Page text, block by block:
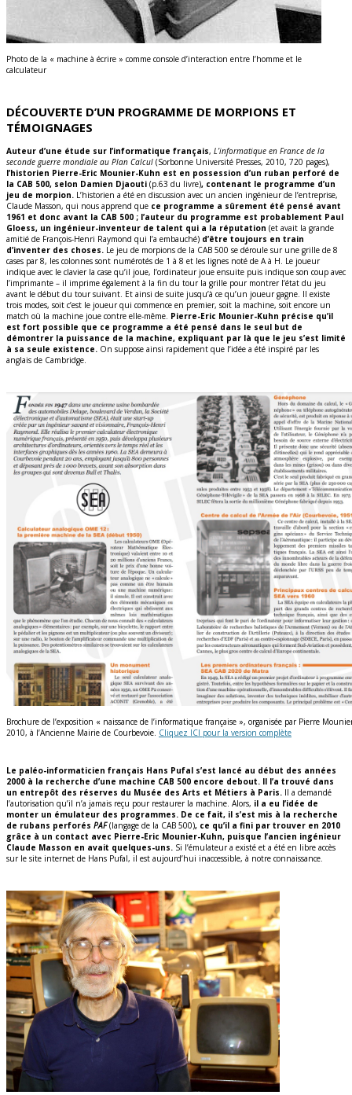
Photo de la « machine à écrire » comme console d’interaction entre l’homme et le
calculateur
DÉCOUVERTE D’UN PROGRAMME DE MORPIONS ET
TÉMOIGNAGES
Auteur d’une étude sur l’informatique français, L’informatique en France de la
seconde guerre mondiale au Plan Calcul (Sorbonne Université Presses, 2010, 720 pages),
l’historien Pierre-Eric Mounier-Kuhn est en possession d’un ruban perforé de
la CAB 500, selon Damien Djaouti (p.63 du livre), contenant le programme d’un
jeu de morpion. L’historien a été en discussion avec un ancien ingénieur de l’entreprise,
Claude Masson, qui nous apprend que ce programme a sûrement été pensé avant
1961 et donc avant la CAB 500 ; l’auteur du programme est probablement Paul
Gloess, un ingénieur-inventeur de talent qui a la réputation (et avait la grande
amitié de François-Henri Raymond qui l’a embauché) d’être toujours en train
d’inventer des choses. Le jeu de morpions de la CAB 500 se déroule sur une grille de 8
cases par 8, les colonnes sont numérotés de 1 à 8 et les lignes noté de A à H. Le joueur
indique avec le clavier la case qu’il joue, l’ordinateur joue ensuite puis indique son coup avec
l’imprimante – il imprime également à la fin du tour la grille pour montrer l’état du jeu
avant le début du tour suivant. Et ainsi de suite jusqu’à ce qu’un joueur gagne. Il existe
trois modes, soit c’est le joueur qui commence en premier, soit la machine, soit encore un
match où la machine joue contre elle-même. Pierre-Eric Mounier-Kuhn précise qu’il
est fort possible que ce programme a été pensé dans le seul but de
démontrer la puissance de la machine, expliquant par là que le jeu s’est limité
à sa seule existence. On suppose ainsi rapidement que l’idée a été inspiré par les
anglais de Cambridge.
Brochure de l’exposition « naissance de l’informatique française », organisée par Pierre
2010, à l’Ancienne Mairie de Courbevoie. Cliquez ICI pour la version complète
Le paléo-informaticien français Hans Pufal s’est lancé au début des années
2000 à la recherche d’une machine CAB 500 encore debout. Il l’a trouvé dans
un entrepôt des réserves du Musée des Arts et Métiers à Paris. Il a demandé
l’autorisation qu’il n’a jamais reçu pour restaurer la machine. Alors, il a eu l’idée de
monter un émulateur des programmes. De ce fait, il s’est mis à la recherche
de rubans perforés PAF(langage de la CAB 500), ce qu’il a fini par trouver en 2010
grâce à un contact avec Pierre-Eric Mounier-Kuhn, puisque l’ancien ingénieur
Claude Masson en avait quelques-uns. Si l’émulateur a existé et a été en libre accès
sur le site internet de Hans Pufal, il est aujourd’hui inaccessible, à notre connaissance.